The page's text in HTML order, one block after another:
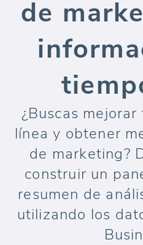
de
¿Buscas
línea y obtener
de marketing?
construir un
resumen de
utilizando los